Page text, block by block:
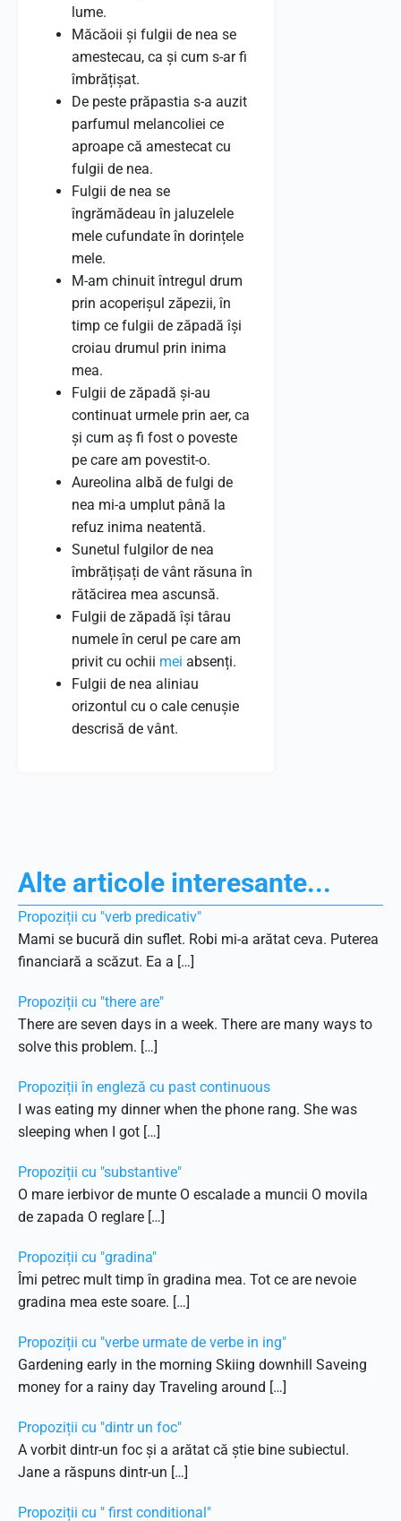
lume.
Măcăoii și fulgii de nea se
amestecau, ca și cum s-ar fi
îmbrățișat.
De peste prăpastia s-a auzit
parfumul melancoliei ce
aproape că amestecat cu
fulgii de nea.
Fulgii de nea se
îngrămădeau în jaluzelele
mele cufundate în dorințele
mele.
M-am chinuit întregul drum
prin acoperișul zăpezii, în
timp ce fulgii de zăpadă își
croiau drumul prin inima
mea.
Fulgii de zăpadă și-au
continuat urmele prin aer, ca
și cum aș fi fost o poveste
pe care am povestit-o.
Aureolina albă de fulgi de
nea mi-a umplut până la
refuz inima neatentă.
Sunetul fulgilor de nea
îmbrățișați de vânt răsuna în
rătăcirea mea ascunsă.
Fulgii de zăpadă își târau
numele în cerul pe care am
privit cu ochii mei absenți.
Fulgii de nea aliniau
orizontul cu o cale cenușie
descrisă de vânt.
Alte articole interesante...
Propoziții cu "verb predicativ"
Mami se bucură din suflet. Robi mi-a arătat ceva. Puterea
financiară a scăzut. Ea a […]
Propoziții cu "there are"
There are seven days in a week. There are many ways to
solve this problem. […]
Propoziții în engleză cu past continuous
I was eating my dinner when the phone rang. She was
sleeping when I got […]
Propoziții cu "substantive"
O mare ierbivor de munte O escalade a muncii O movila
de zapada O reglare […]
Propoziții cu "gradina"
Îmi petrec mult timp în gradina mea. Tot ce are nevoie
gradina mea este soare. […]
Propoziții cu "verbe urmate de verbe in ing"
Gardening early in the morning Skiing downhill Saveing
money for a rainy day Traveling around […]
Propoziții cu "dintr un foc"
A vorbit dintr-un foc și a arătat că știe bine subiectul.
Jane a răspuns dintr-un […]
Propoziții cu " first conditional"